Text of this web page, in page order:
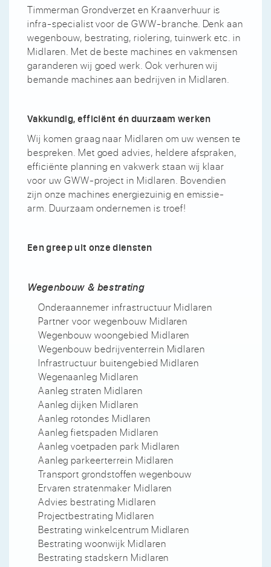
Timmerman Grondverzet en Kraanverhuur is
infra-specialist voor de GWW-branche. Denk aan
wegenbouw, bestrating, riolering, tuinwerk etc. in
Midlaren. Met de beste machines en vakmensen
garanderen wij goed werk. Ook verhuren wij
bemande machines aan bedrijven in Midlaren.
Vakkundig, efficiënt én duurzaam werken
Wij komen graag naar Midlaren om uw wensen te
bespreken. Met goed advies, heldere afspraken,
efficiënte planning en vakwerk staan wij klaar
voor uw GWW-project in Midlaren. Bovendien
zijn onze machines energiezuinig en emissie-
arm. Duurzaam ondernemen is troef!
Een greep uit onze diensten
Wegenbouw & bestrating
Onderaannemer infrastructuur Midlaren
Partner voor wegenbouw Midlaren
Wegenbouw woongebied Midlaren
Wegenbouw bedrijventerrein Midlaren
Infrastructuur buitengebied Midlaren
Wegenaanleg Midlaren
Aanleg straten Midlaren
Aanleg dijken Midlaren
Aanleg rotondes Midlaren
Aanleg fietspaden Midlaren
Aanleg voetpaden park Midlaren
Aanleg parkeerterrein Midlaren
Transport grondstoffen wegenbouw
Ervaren stratenmaker Midlaren
Advies bestrating Midlaren
Projectbestrating Midlaren
Bestrating winkelcentrum Midlaren
Bestrating woonwijk Midlaren
Bestrating stadskern Midlaren